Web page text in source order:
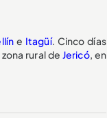
e Itagüí. Cinco días
rural de Jericó, en